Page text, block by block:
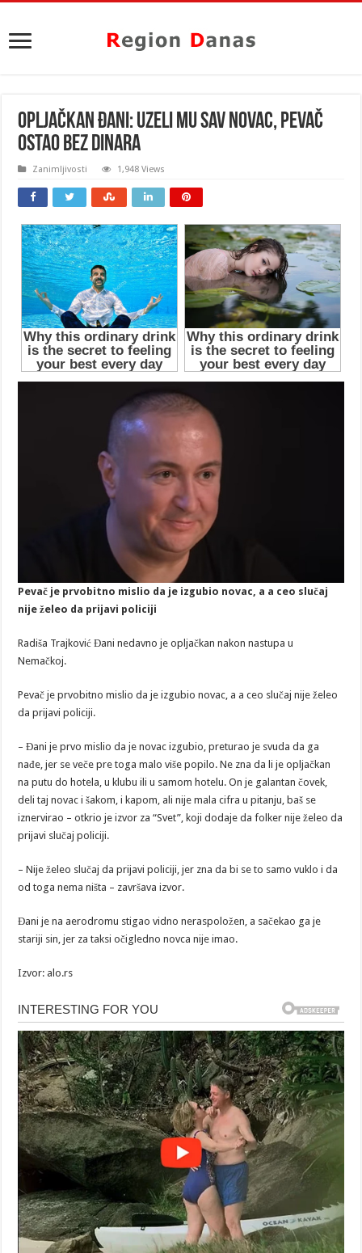
OPLJAČKAN ĐANI: Uzeli mu sav novac, pevač
ostao BEZ DINARA
Zanimljivosti 1,948 Views
Pevač je prvobitno mislio da je izgubio novac, a a ceo slučaj
nije želeo da prijavi policiji
Radiša Trajković Đani nedavno je opljačkan nakon nastupa u
Nemačkoj.
Pevač je prvobitno mislio da je izgubio novac, a a ceo slučaj nije želeo
da prijavi policiji.
– Đani je prvo mislio da je novac izgubio, preturao je svuda da ga
nađe, jer se veče pre toga malo više popilo. Ne zna da li je opljačkan
na putu do hotela, u klubu ili u samom hotelu. On je galantan čovek,
deli taj novac i šakom, i kapom, ali nije mala cifra u pitanju, baš se
iznervirao – otkrio je izvor za “Svet”, koji dodaje da folker nije želeo da
prijavi slučaj policiji.
– Nije želeo slučaj da prijavi policiji, jer zna da bi se to samo vuklo i da
od toga nema ništa – završava izvor.
Đani je na aerodromu stigao vidno neraspoložen, a sačekao ga je
stariji sin, jer za taksi očigledno novca nije imao.
Izvor: alo.rs